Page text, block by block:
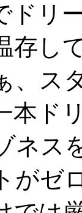
リ
存し
、ス
本ド
ネス
ゼ